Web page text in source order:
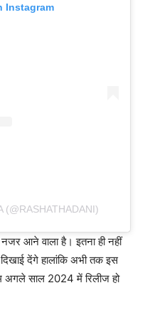
Instagram
(@RASHATHADANI)
आने वाला है। इतना ही नहीं
देंगे हालांकि अभी तक इस
अगले साल 2024 में रिलीज हो